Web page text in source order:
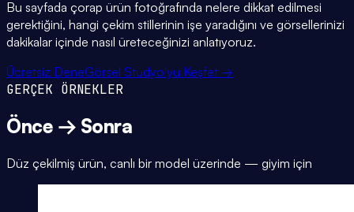
Bu sayfada çorap ürün fotoğrafında nelere dikkat edilmesi
gerektiğini, hangi çekim stillerinin işe yaradığını ve görsellerinizi
dakikalar içinde nasıl üreteceğinizi anlatıyoruz.
Ücretsiz DeneGörsel Stüdyo'yu Keşfet →
GERÇEK ÖRNEKLER
Önce → Sonra
Düz çekilmiş ürün, canlı bir model üzerinde — giyim için